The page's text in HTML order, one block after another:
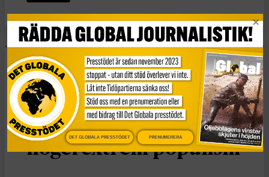
Essä
Vad Hanna Arendt kan
lära oss om
högerextrem populism
DET GLOBALA PRESSTÖDET PRENUMERERA